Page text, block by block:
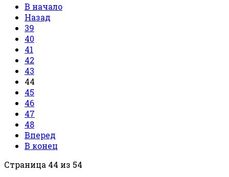
В начало
Назад
39
40
41
42
43
44
45
46
47
48
Вперед
В конец
Страница 44 из 54